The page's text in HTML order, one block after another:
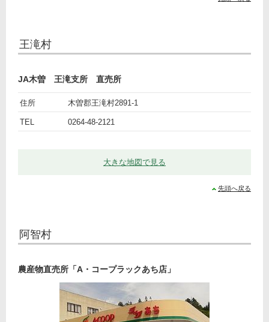
王滝村
JA木曽 王滝支所 直売所
ト
ッ細
名
曽
住所 木曽郡王滝村2891-1
TEL 0264-48-2121
大きな地図で見る
先頭へ戻る
阿智村
農産物直売所「A・コープラックあち店」